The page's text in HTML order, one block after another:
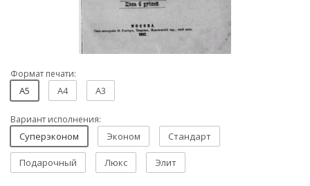
Формат печати:
A5 A4 A3
Вариант исполнения:
Суперэконом Эконом Стандарт
Подарочный Люкс Элит